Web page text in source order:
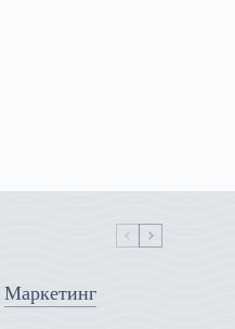
Маркетинг